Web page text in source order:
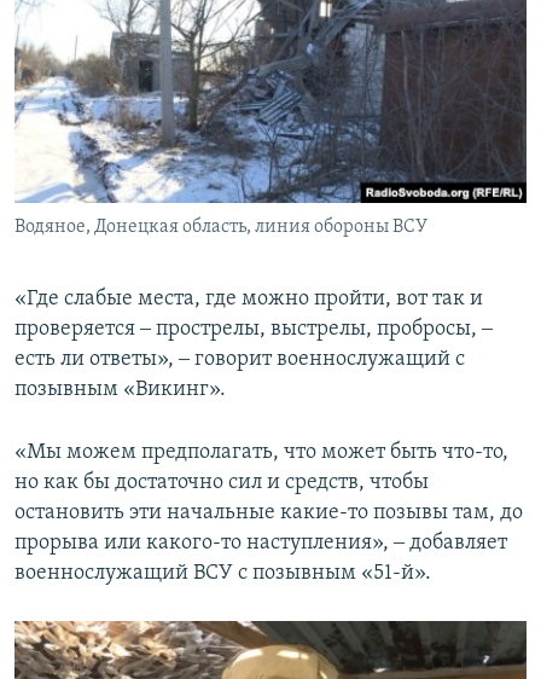
Водяное, Донецкая область, линия обороны ВСУ
«Где слабые места, где можно пройти, вот так и
проверяется ‒ прострелы, выстрелы, пробросы, ‒
есть ли ответы», ‒ говорит военнослужащий с
позывным «Викинг».
«Мы можем предполагать, что может быть что-то,
но как бы достаточно сил и средств, чтобы
остановить эти начальные какие-то позывы там, до
прорыва или какого-то наступления», ‒ добавляет
военнослужащий ВСУ с позывным «51-й».